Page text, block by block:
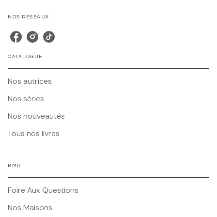
NOS RÉSEAUX
CATALOGUE
Nos autrices
Nos séries
Nos nouveautés
Tous nos livres
BMR
Foire Aux Questions
Nos Maisons